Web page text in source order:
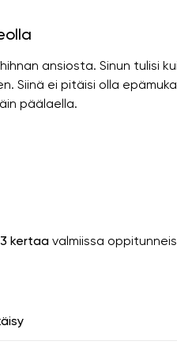
ansiosta. Sinun tulisi
Siinä ei pitäisi olla
päälaella.
3 kertaa valmiissa